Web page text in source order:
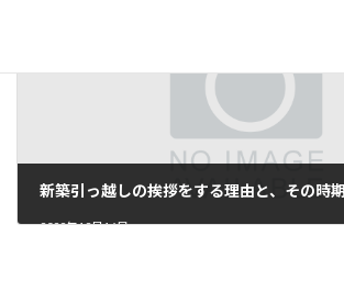
新築引っ越しの挨拶をする理由と、その時
2022年12月16日